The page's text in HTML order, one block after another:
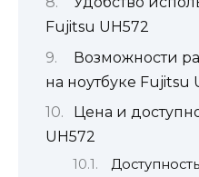
Fujitsu UH572
Возможности
на ноутбуке Fujitsu
Цена и
UH572
Доступность